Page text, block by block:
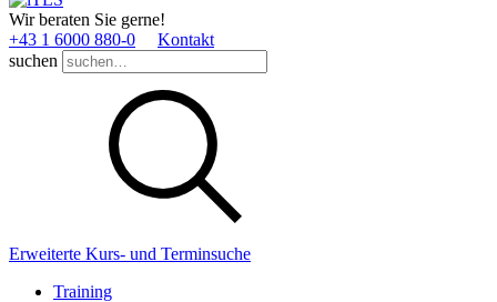
Wir beraten Sie gerne!
+43 1 6000 880­-0
Kontakt
suchen
Erweiterte Kurs- und Terminsuche
Training